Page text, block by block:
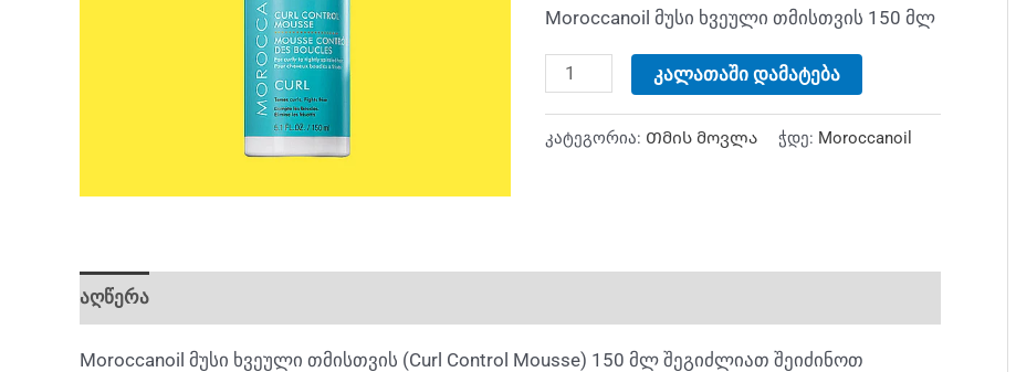
Moroccanoil მუსი ხვეული თმისთვის 150 მლ
კალათაში დამატება
კატეგორია: Თმის მოვლა ჭდე: Moroccanoil
აღწერა
Moroccanoil მუსი ხვეული თმისთვის (Curl Control Mousse) 150 მლ შეგიძლიათ შეიძინოთ